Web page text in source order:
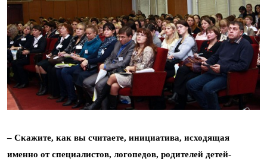
– Скажите, как вы считаете, инициатива, исходящая
именно от специалистов, логопедов, родителей детей-